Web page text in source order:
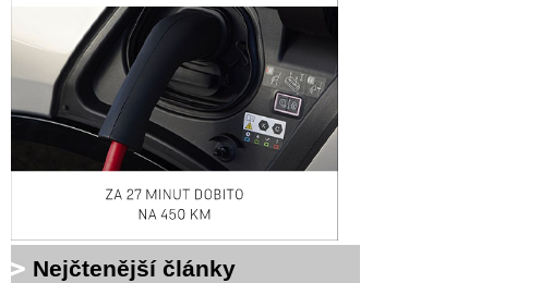
Nejčtenější články